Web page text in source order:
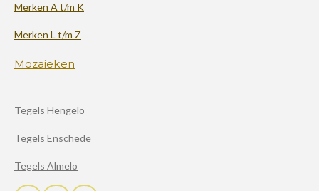
Merken A t/m K
Merken L t/m Z
Mozaieken
Tegels Hengelo
Tegels Enschede
Tegels Almelo